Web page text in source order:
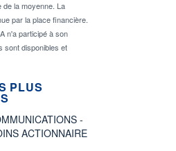
la moyenne. La
par la place financière.
n'a participé à son
sont disponibles et
PLUS
-
ACTIONNAIRE